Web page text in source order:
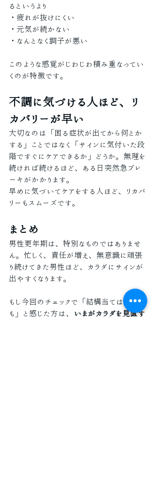
るというより
・疲れが抜けにくい
・元気が続かない
・なんとなく調子が悪い
このような感覚がじわじわ積み重なってい
くのが特徴です。
不調に気づける人ほど、リ
カバリーが早い
大切なのは「困る症状が出てから何とか
する」ことではなく「サインに気付いた段
階ですぐにケアできるか」どうか。無理を
続ければ続けるほど、ある日突然急ブレ
ーキがかかります。
早めに気づいてケアをする人ほど、リカバ
リーもスムーズです。
まとめ
男性更年期は、特別なものではありませ
ん。忙しく、責任が増え、無意識に頑張
り続けてきた男性ほど、カラダにサインが
出やすくなります。
もし今回のチェックで「結構当てはまるか
も」と感じた方は、 いまがカラダを見直す